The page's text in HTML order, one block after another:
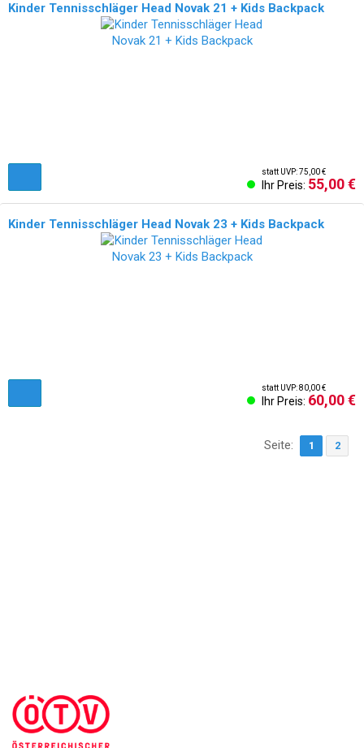
Kinder Tennisschläger Head Novak 21 + Kids Backpack
statt UVP: 75,00 €
Ihr Preis: 55,00 €
Kinder Tennisschläger Head Novak 23 + Kids Backpack
statt UVP: 80,00 €
Ihr Preis: 60,00 €
Seite: 1 2